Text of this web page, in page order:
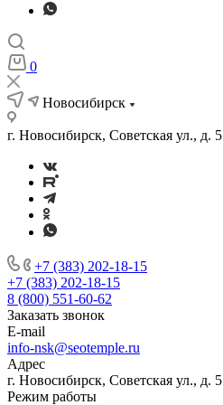
0
Новосибирск
г. Новосибирск, Советская ул., д. 5
+7 (383) 202-18-15
+7 (383) 202-18-15
8 (800) 551-60-62
Заказать звонок
E-mail
info-nsk@seotemple.ru
Адрес
г. Новосибирск, Советская ул., д. 5
Режим работы